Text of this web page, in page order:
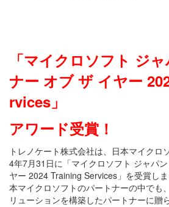
「マイクロソフト ジ
ナー オブ ザ イヤー
rvices」
アワード受賞！
トレノケート株式会社は、日本マイクロ
4年7月31日に「マイクロソフト ジャパ
ヤー 2024 Training Services」を受賞し
本マイクロソフトのパートナーの中でも
リューションを構築したパートナーに贈